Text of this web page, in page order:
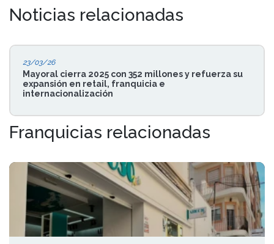
Noticias relacionadas
23/03/26
Mayoral cierra 2025 con 352 millones y refuerza su
expansión en retail, franquicia e
internacionalización
Franquicias relacionadas